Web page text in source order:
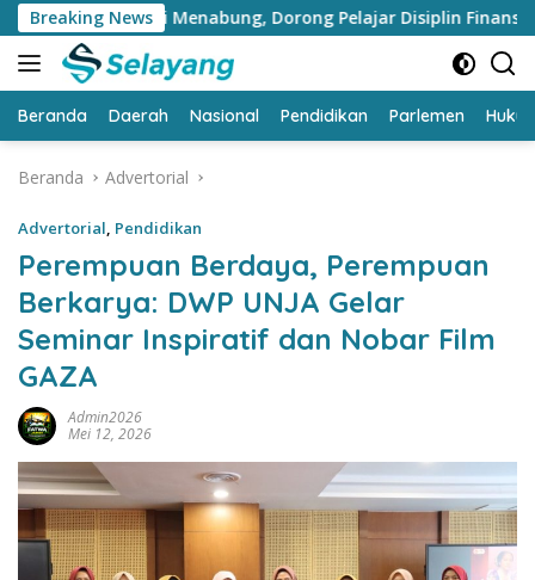
Langsung
ke
konten
Breaking News
Menabung, Dorong Pelajar Disiplin Finansial sejak dini
Beranda Daerah Nasional Pendidikan Parlemen
Beranda Advertorial
Advertorial, Pendidikan
Perempuan Berdaya, Perempuan
Berkarya: DWP UNJA Gelar
Seminar Inspiratif dan Nobar Film
GAZA
Admin2026
Mei 12, 2026